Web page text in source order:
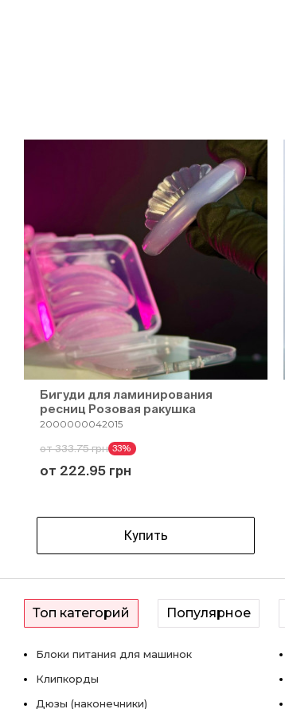
Бигуди для ламинирования
ресниц Розовая ракушка
2000000042015
от 333.75 грн 33%
от 222.95 грн
Купить
Топ категорий Популярное
Блоки питания для машинок
Клипкорды
Дюзы (наконечники)